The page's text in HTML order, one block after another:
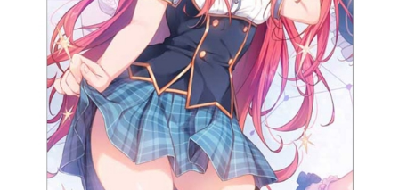
金術は「禁忌」となったのか？大陸
に、すべての真実が眠ると信じて─失
われし歴史を追う、ユミアの旅が今
始まる。作品名ユミアのアトリエ～
追憶の錬金術士と幻創の地～シリー
ズアトリエシリーズスケジュール202
5年3月21日（金）発売PlayStation®
5、PlayStation®4、NintendoSwitch
™、Steam®、XboxSeriesX|S、Xbox
Oneキャストユミア・リースフェル